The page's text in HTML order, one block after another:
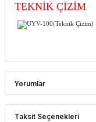
TEKNİK ÇİZİM
Yorumlar
Taksit Seçenekleri